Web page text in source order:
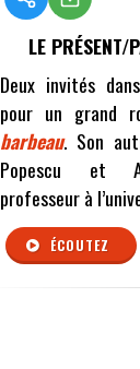
LE PRÉSENT/
Deux invités dans
pour un grand
barbeau. Son
Popescu et
professeur à
ÉCOUTEZ